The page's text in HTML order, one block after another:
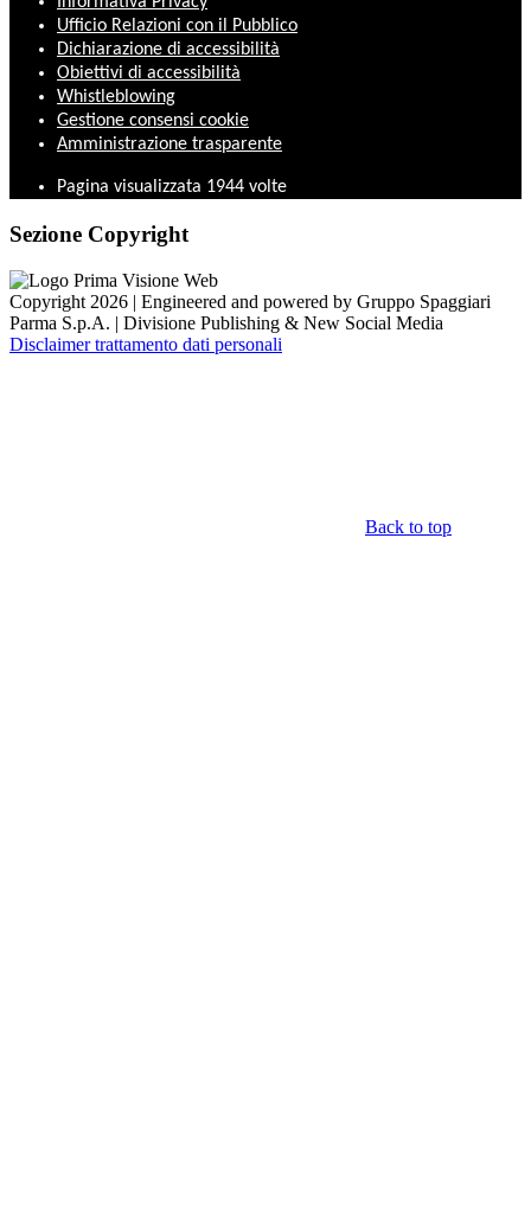
Ufficio Relazioni con il Pubblico
Dichiarazione di accessibilità
Obiettivi di accessibilità
Whistleblowing
Gestione consensi cookie
Amministrazione trasparente
Pagina visualizzata 1944 volte
Sezione Copyright
Copyright 2026 | Engineered and powered by Gruppo Spaggiari
Parma S.p.A. | Divisione Publishing & New Social Media
Disclaimer trattamento dati personali
Back to top